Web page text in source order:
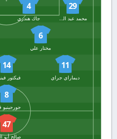
29
محمد عبد الرحمن يوسف
4
جاك هندري
6
مختار علي
11
ديماراي جراي
14
8
47